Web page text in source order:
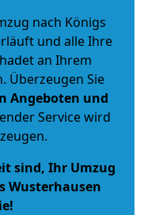
nach Königs
und alle Ihre
an Ihrem
Überzeugen Sie
Angeboten und
Service wird
sind, Ihr Umzug
Wusterhausen